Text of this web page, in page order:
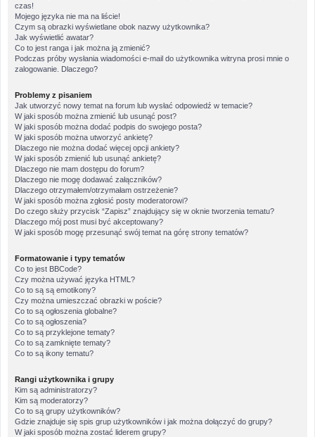
czas!
Mojego języka nie ma na liście!
Czym są obrazki wyświetlane obok nazwy użytkownika?
Jak wyświetlić awatar?
Co to jest ranga i jak można ją zmienić?
Podczas próby wysłania wiadomości e-mail do użytkownika witryna prosi mnie o
zalogowanie. Dlaczego?
Problemy z pisaniem
Jak utworzyć nowy temat na forum lub wysłać odpowiedź w temacie?
W jaki sposób można zmienić lub usunąć post?
W jaki sposób można dodać podpis do swojego posta?
W jaki sposób można utworzyć ankietę?
Dlaczego nie można dodać więcej opcji ankiety?
W jaki sposób zmienić lub usunąć ankietę?
Dlaczego nie mam dostępu do forum?
Dlaczego nie mogę dodawać załączników?
Dlaczego otrzymałem/otrzymałam ostrzeżenie?
W jaki sposób można zgłosić posty moderatorowi?
Do czego służy przycisk “Zapisz” znajdujący się w oknie tworzenia tematu?
Dlaczego mój post musi być akceptowany?
W jaki sposób mogę przesunąć swój temat na górę strony tematów?
Formatowanie i typy tematów
Co to jest BBCode?
Czy można używać języka HTML?
Co to są są emotikony?
Czy można umieszczać obrazki w poście?
Co to są ogłoszenia globalne?
Co to są ogłoszenia?
Co to są przyklejone tematy?
Co to są zamknięte tematy?
Co to są ikony tematu?
Rangi użytkownika i grupy
Kim są administratorzy?
Kim są moderatorzy?
Co to są grupy użytkowników?
Gdzie znajduje się spis grup użytkowników i jak można dołączyć do grupy?
W jaki sposób można zostać liderem grupy?